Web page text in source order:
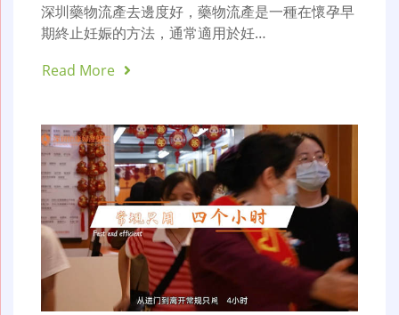
深圳藥物流產去邊度好，藥物流產是一種在懷孕早
期終止妊娠的方法，通常適用於妊…
Read More